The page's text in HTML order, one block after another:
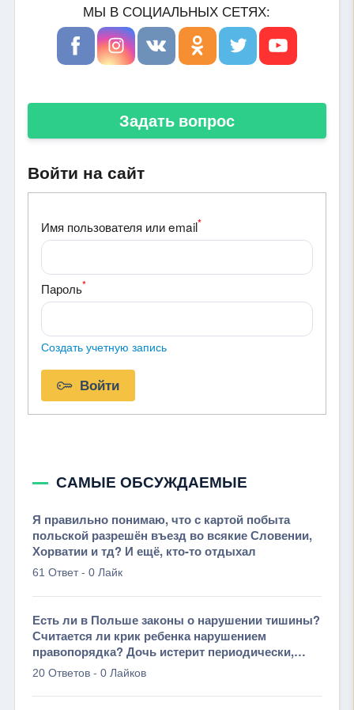
МЫ В СОЦИАЛЬНЫХ СЕТЯХ:
Задать вопрос
Войти на сайт
Имя пользователя или email*
Пароль*
Создать учетную запись
Войти
САМЫЕ ОБСУЖДАЕМЫЕ
Я правильно понимаю, что с картой побыта
польской разрешён въезд во всякие Словении,
Хорватии и тд? И ещё, кто-то отдыхал
61 Ответ- 0 Лайк
Есть ли в Польше законы о нарушении тишины?
Считается ли крик ребенка нарушением
правопорядка? Дочь истерит периодически,
иногда подолгу. Соседи
20 Ответов- 0 Лайков